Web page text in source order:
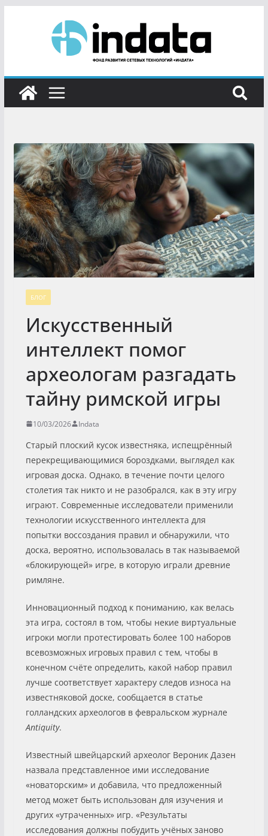
БЛОГ
Искусственный
интеллект помог
археологам разгадать
тайну римской игры
10/03/2026 Indata
Старый плоский кусок известняка, испещрённый
перекрещивающимися бороздками, выглядел как
игровая доска. Однако, в течение почти целого
столетия так никто и не разобрался, как в эту игру
играют. Современные исследователи применили
технологии искусственного интеллекта для
попытки воссоздания правил и обнаружили, что
доска, вероятно, использовалась в так называемой
«блокирующей» игре, в которую играли древние
римляне.
Инновационный подход к пониманию, как велась
эта игра, состоял в том, чтобы некие виртуальные
игроки могли протестировать более 100 наборов
всевозможных игровых правил с тем, чтобы в
конечном счёте определить, какой набор правил
лучше соответствует характеру следов износа на
известняковой доске, сообщается в статье
голландских археологов в февральском журнале
Antiquity.
Известный швейцарский археолог Вероник Дазен
назвала представленное ими исследование
«новаторским» и добавила, что предложенный
метод может быть использован для изучения и
других «утраченных» игр. «Результаты
исследования должны побудить учёных заново